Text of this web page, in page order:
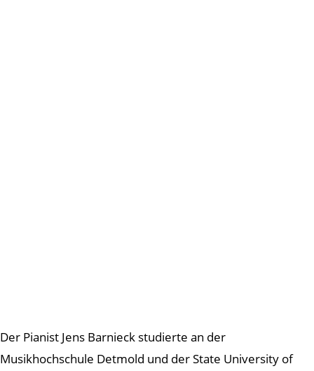
Der Pianist Jens Barnieck studierte an der
Musikhochschule Detmold und der State University of